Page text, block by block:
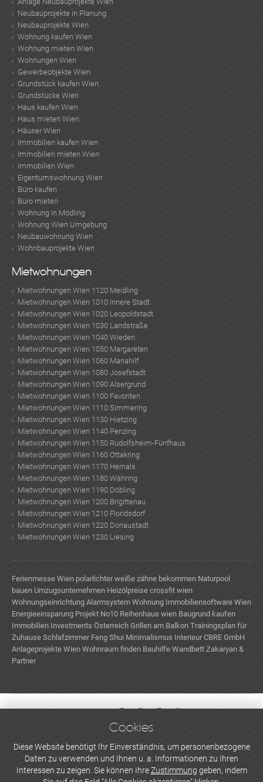
Neubauprojekte in Planung
Neubauprojekte Wien
Wohnung kaufen Wien
Wohnung mieten Wien
Wohnungen Wien
Gewerbeobjekte Wien
Grundstück kaufen Wien
Grundstücke Wien
Haus kaufen Wien
Haus mieten Wien
Häuser Wien
Immobilien kaufen Wien
Immobilien mieten Wien
Immobilien Wien
Eigentumswohnung Wien
Büro kaufen
Büro mieten
Wohnung in Mödling
Wohnung Wien Umgebung
Neubauwohnung Wien
Wohnbauprojekte Wien
Mietwohnungen
Mietwohnungen Wien 1120 Meidling
Mietwohnungen Wien 1010 Innere Stadt
Mietwohnungen Wien 1020 Leopoldstadt
Mietwohnungen Wien 1030 Landstraße
Mietwohnungen Wien 1040 Wieden
Mietwohnungen Wien 1050 Margareten
Mietwohnungen Wien 1060 Mariahilf
Mietwohnungen Wien 1080 Josefstadt
Mietwohnungen Wien 1090 Alsergrund
Mietwohnungen Wien 1100 Favoriten
Mietwohnungen Wien 1110 Simmering
Mietwohnungen Wien 1130 Hietzing
Mietwohnungen Wien 1140 Penzing
Mietwohnungen Wien 1150 Rudolfsheim-Fünfhaus
Mietwohnungen Wien 1160 Ottakring
Mietwohnungen Wien 1170 Hernals
Mietwohnungen Wien 1180 Währing
Mietwohnungen Wien 1190 Döbling
Mietwohnungen Wien 1200 Brigittenau
Mietwohnungen Wien 1210 Floridsdorf
Mietwohnungen Wien 1220 Donaustadt
Mietwohnungen Wien 1230 Liesing
Ferienmesse Wien polarlichter weiße zähne bekommen Naturpool
bauen Umzugsunternehmen Heizölpreise crossfit wien
Wohnungseinrichtung Alarmsystem Wohnung Immobiliensoftware Wien
Energieeinsparung Projekt No10 Reihenhaus wien Baugrund kaufen
Immobilien Investments Österreich Grillen am Balkon Trainingsplan für
Zuhause Schlafzimmer Feng Shui Minimalismus Interieur CBRE GmbH
Anlageprojekte Wien Wohnraum finden Bauhilfe Wandbett Zakaryan &
Partner
WERBEN UND INSERIEREN
Newsletter abonnieren
Cookies
Diese Website benötigt Ihr Einverständnis, um personenbezogene
Daten zu verwenden und Ihnen u. a. Informationen zu Ihren
Interessen zu zeigen. Sie können IhreZustimmung geben, indem